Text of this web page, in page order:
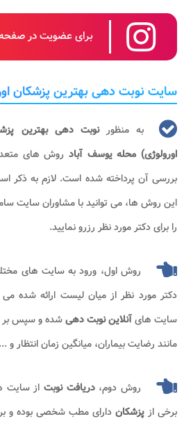
برای عضویت در صفحه
سایت نوبت دهی بهترین پزشکان
به منظورنوبت دهی بهترین
اورولوژی) محله یوسف آباد روش های
بررسی آن پرداخته شده است. لازم به ذکر
این روش ها، می توانید با مشاوران سایت
را برای دکتر مورد نظر رزرو نمایید.
روش اول، ورود به سایت های
دکتر مورد نظر از میان لیست ارائه شده
سایت هایآنلاین نوبت دهیشده و سپس بر
مانند رضایت بیماران، میانگین زمان انتظار و
روش دوم،دریافت نوبت از
برخی از پزشکان دارای مطب شخصی بوده و